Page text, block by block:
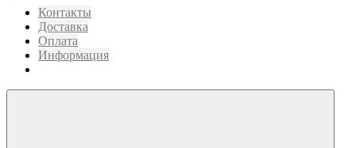
Контакты
Доставка
Оплата
Информация